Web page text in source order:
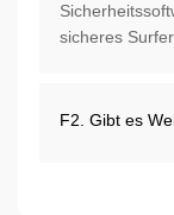
sicheres
F2. Gibt es